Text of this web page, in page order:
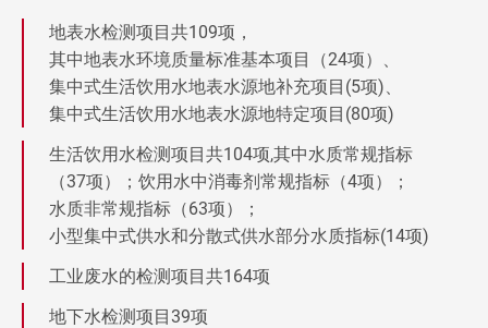
地表水检测项目共109项，
其中地表水环境质量标准基本项目（24项）、
集中式生活饮用水地表水源地补充项目(5项)、
集中式生活饮用水地表水源地特定项目(80项)
生活饮用水检测项目共104项,其中水质常规指标
（37项）；饮用水中消毒剂常规指标（4项）；
水质非常规指标（63项）；
小型集中式供水和分散式供水部分水质指标(14项)
工业废水的检测项目共164项
地下水检测项目39项